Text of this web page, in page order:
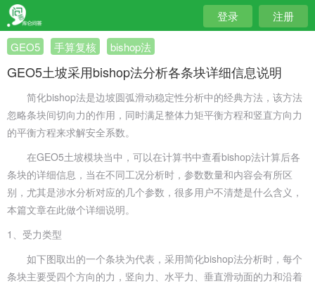
登录 注册
GEO5 手算复核 bishop法
GEO5土坡采用bishop法分析各条块详细信息说明
简化bishop法是边坡圆弧滑动稳定性分析中的经典方法，该方法
忽略条块间切向力的作用，同时满足整体力矩平衡方程和竖直方向力
的平衡方程来求解安全系数。
在GEO5土坡模块当中，可以在计算书中查看bishop法计算后各
条块的详细信息，当在不同工况分析时，参数数量和内容会有所区
别，尤其是涉水分析对应的几个参数，很多用户不清楚是什么含义，
本篇文章在此做个详细说明。
1、受力类型
如下图取出的一个条块为代表，采用简化bishop法分析时，每个
条块主要受四个方向的力，竖向力、水平力、垂直滑动面的力和沿着